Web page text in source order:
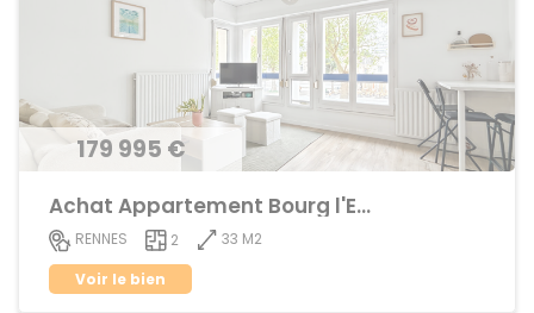
179 995 €
Achat Appartement Bourg l'Evêque
RENNES 2
33 M2
Voir le bien